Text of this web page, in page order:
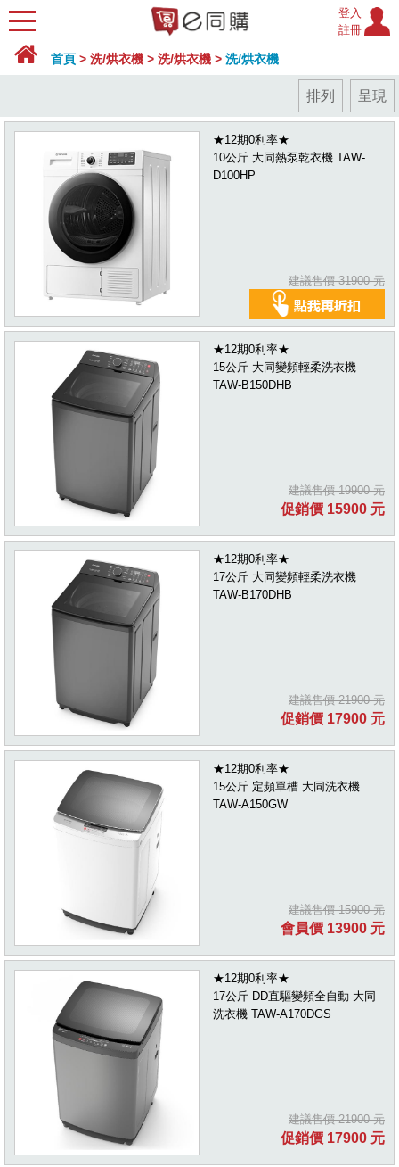
登入
註冊
首頁 > 洗/烘衣機 > 洗/烘衣機 > 洗/烘衣機
排列 呈現
★12期0利率★
10公斤 大同熱泵乾衣機 TAW-
D100HP
建議售價 31900 元
★12期0利率★
15公斤 大同變頻輕柔洗衣機
TAW-B150DHB
建議售價 19900 元
促銷價 15900 元
★12期0利率★
17公斤 大同變頻輕柔洗衣機
TAW-B170DHB
建議售價 21900 元
促銷價 17900 元
★12期0利率★
15公斤 定頻單槽 大同洗衣機
TAW-A150GW
建議售價 15900 元
會員價 13900 元
★12期0利率★
17公斤 DD直驅變頻全自動 大同
洗衣機 TAW-A170DGS
建議售價 21900 元
促銷價 17900 元